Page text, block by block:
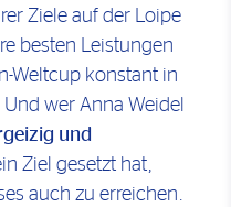
Ziele auf der Loipe
besten Leistungen
Weltcup konstant in
wer Anna Weidel
und
Ziel gesetzt hat,
auch zu erreichen.